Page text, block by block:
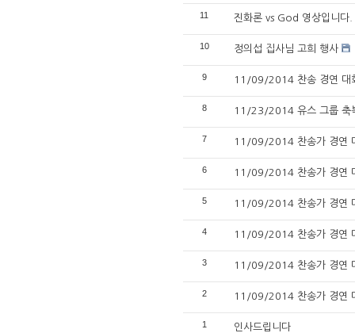
11 진화론 vs God 영상입니다.
10 정의섭 집사님 고희 행사
9 11/09/2014 찬송 경연 대
8 11/23/2014 유스 그룹 축
7 11/09/2014 찬송가 경연
6 11/09/2014 찬송가 경연
5 11/09/2014 찬송가 경연
4 11/09/2014 찬송가 경연
3 11/09/2014 찬송가 경연
2 11/09/2014 찬송가 경연
1 인사드립니다